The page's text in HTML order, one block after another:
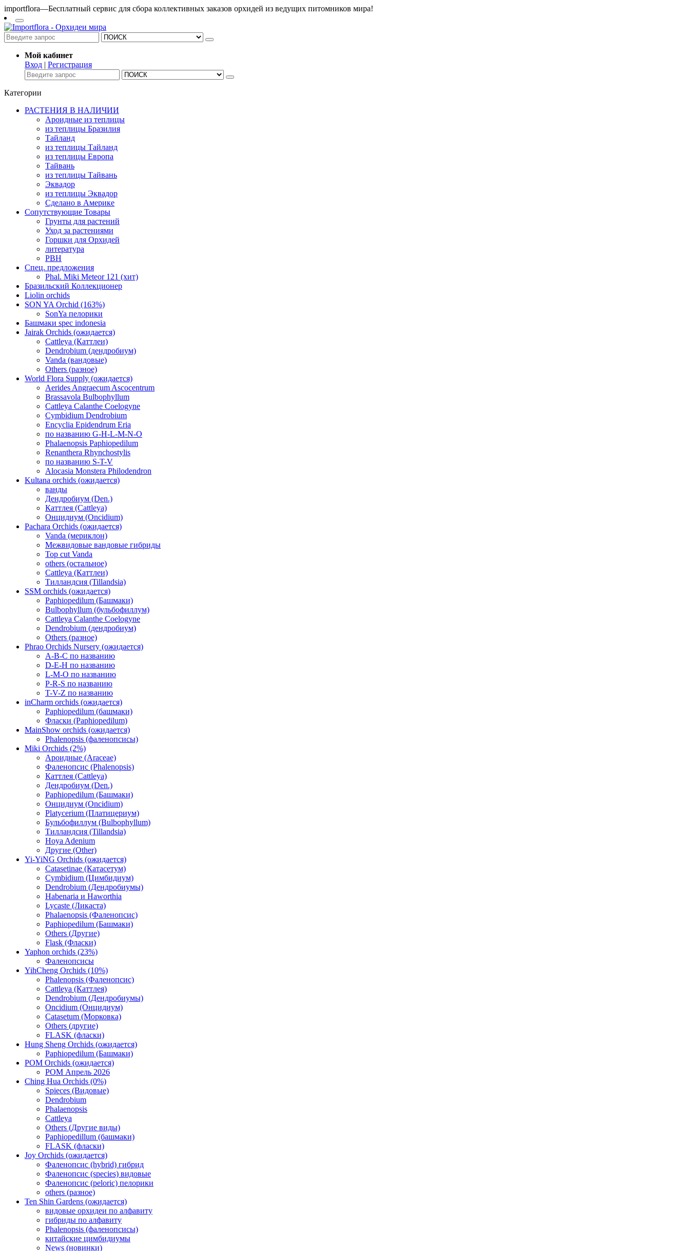
importflora—Бесплатный сервис для сбора коллективных заказов орхидей из ведущих питомников мира!
Мой кабинет
Вход | Регистрация
Категории
РАСТЕНИЯ В НАЛИЧИИ
Ароидные из теплицы
из теплицы Бразилия
Тайланд
из теплицы Тайланд
из теплицы Европа
Тайвань
из теплицы Тайвань
Эквадор
из теплицы Эквадор
Сделано в Америке
Сопутствующие Товары
Грунты для растений
Уход за растениями
Горшки для Орхидей
литература
РВН
Спец. предложения
Phal. Miki Meteor 121 (хит)
Бразильский Коллекционер
Liolin orchids
SON YA Orchid (163%)
SonYa пелорики
Башмаки spec indonesia
Jairak Orchids (ожидается)
Cattleya (Каттлеи)
Dendrobium (дендробиум)
Vanda (вандовые)
Others (разное)
World Flora Supply (ожидается)
Aerides Angraecum Ascocentrum
Brassavola Bulbophyllum
Cattleya Calanthe Coelogyne
Cymbidium Dendrobium
Encyclia Epidendrum Eria
по названию G-H-L-M-N-O
Phalaenopsis Paphiopedilum
Renanthera Rhynchostylis
по названию S-T-V
Alocasia Monstera Philodendron
Kultana orchids (ожидается)
ванды
Дендробиум (Den.)
Каттлея (Cattleya)
Онцидиум (Oncidium)
Pachara Orchids (ожидается)
Vanda (мериклон)
Межвидовые вандовые гибриды
Top cut Vanda
others (остальное)
Cattleya (Каттлеи)
Тилландсия (Tillandsia)
SSM orchids (ожидается)
Paphiopedilum (Башмаки)
Bulbophyllum (бульбофиллум)
Cattleya Calanthe Coelogyne
Dendrobium (дендробиум)
Others (разное)
Phrao Orchids Nursery (ожидается)
A-B-C по названию
D-E-H по названию
L-M-O по названию
P-R-S по названию
T-V-Z по названию
inCharm orchids (ожидается)
Paphiopedilum (башмаки)
Фласки (Paphiopedilum)
MainShow orchids (ожидается)
Phalenopsis (фаленопсисы)
Miki Orchids (2%)
Ароидные (Araceae)
Фаленопсис (Phalenopsis)
Каттлея (Cattleya)
Дендробиум (Den.)
Paphiopedilum (Башмаки)
Онцидиум (Oncidium)
Platycerium (Платицериум)
Бульбофиллум (Bulbophyllum)
Тилландсия (Tillandsia)
Hoya Adenium
Другие (Other)
Yi-YiNG Orchids (ожидается)
Catasetinae (Катасетум)
Cymbidium (Цимбидиум)
Dendrobium (Дендробиумы)
Habenaria и Haworthia
Lycaste (Ликаста)
Phalaenopsis (Фаленопсис)
Paphiopedilum (Башмаки)
Others (Другие)
Flask (Фласки)
Yaphon orchids (23%)
Фаленопсисы
YihCheng Orchids (10%)
Phalenopsis (Фаленопсис)
Cattleya (Каттлея)
Dendrobium (Дендробиумы)
Oncidium (Онцидиум)
Catasetum (Морковка)
Others (другие)
FLASK (фласки)
Hung Sheng Orchids (ожидается)
Paphiopedilum (Башмаки)
POM Orchids (ожидается)
POM Апрель 2026
Ching Hua Orchids (0%)
Spieces (Видовые)
Dendrobium
Phalaenopsis
Cattleya
Others (Другие виды)
Paphiopedillum (башмаки)
FLASK (фласки)
Joy Orchids (ожидается)
Фаленопсис (hybrid) гибрид
Фаленопсис (species) видовые
Фаленопсис (peloric) пелорики
others (разное)
Ten Shin Gardens (ожидается)
видовые орхидеи по алфавиту
гибриды по алфавиту
Phalenopsis (фаленопсисы)
китайские цимбидиумы
News (новинки)